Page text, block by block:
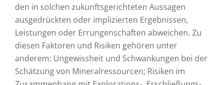
den in solchen zukunftsgerichteten Aussagen
ausgedrückten oder implizierten Ergebnissen,
Leistungen oder Errungenschaften abweichen. Zu
diesen Faktoren und Risiken gehören unter
anderem: Ungewissheit und Schwankungen bei der
Schätzung von Mineralressourcen; Risiken im